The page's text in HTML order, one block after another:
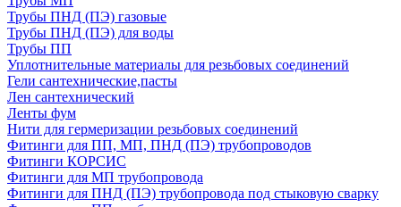
Трубы ПНД (ПЭ) газовые
Трубы ПНД (ПЭ) для воды
Трубы ПП
Уплотнительные материалы для резьбовых соединений
Гели сантехнические,пасты
Лен сантехнический
Ленты фум
Нити для гермеризации резьбовых соединений
Фитинги для ПП, МП, ПНД (ПЭ) трубопроводов
Фитинги КОРСИС
Фитинги для МП трубопровода
Фитинги для ПНД (ПЭ) трубопровода под стыковую сварку